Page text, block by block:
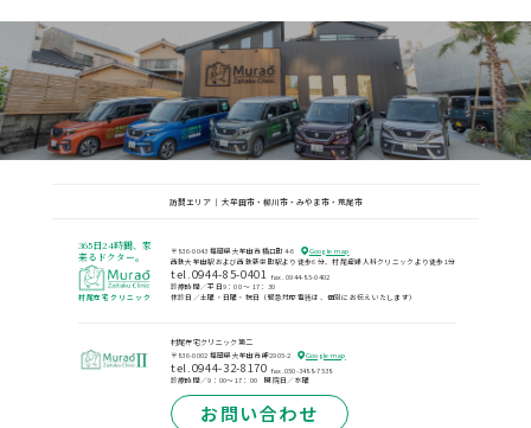
当該患者さんの医療サービスの向上
入退院等の病棟管理
その他、当院の管理運営業務に関する利用
◎企業等から委託を受けて行う健康診断等における、企業等へのその結果の通知
◎医師賠償責任保険などに係る、医療に関する専門の団体、保険会社等への相談または届出等
◎医師・介護サービスや業務の維持・改善のための基礎資料
◎当院内において行われる医療実習への協力
◎医療の質の向上を目的とした当院内での症例研究
◎外部監査機関への情報提供
1.上記のうち、他の医療機関等への情報提供について同意しがたい事項がある場合には、その旨
をお申し出ください。
2.お申し出がないものについては、同意していただけたものとして取り扱わせていただきます。
ただくことなく第三者機関へ提供することや他の目的に利用することは一切致しません。また、
訪問エリア ｜ 大牟田市・柳川市・みやま市・荒尾市
365日24時間、 家
来るドクター。
村尾在宅クリニック
〒836-0043 福岡県大牟田市橋口町4-6
Google map
西鉄大牟田駅および西鉄新栄町駅より徒歩6 分、村尾産婦人科クリニックより徒歩1分
tel.0944-85-0401
fax. 0944-85-0402
診療時間／平日9：00 ～ 17：30
休診日／土曜・日曜・祝日 （緊急対応電話は、個別にお伝えいたします）
村尾在宅クリニック第二
〒836-0002 福岡県大牟田市岬2905-2
Google map
tel.0944-32-8170 fax.050-3488-7538
診療時間／9：00～17：00 開院日／水曜
お問い合わせ